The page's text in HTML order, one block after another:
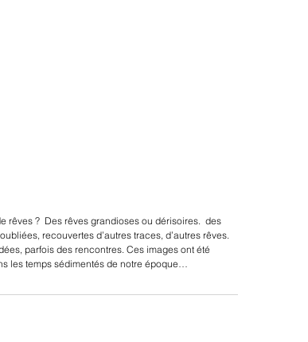
rêves ?  Des rêves grandioses ou dérisoires.  des
recouvertes d’autres traces, d’autres rêves.
parfois des rencontres. Ces images ont été
les temps sédimentés de notre époque…